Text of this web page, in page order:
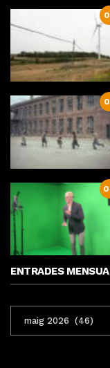
ENTRADES
MENSUALS